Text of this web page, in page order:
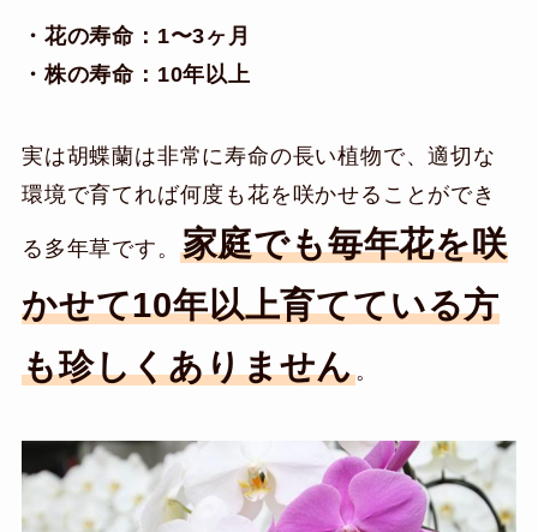
・花の寿命：1〜3ヶ月
・株の寿命：10年以上
実は胡蝶蘭は非常に寿命の長い植物で、適切な
環境で育てれば何度も花を咲かせることができ
る多年草です。 家庭でも毎年花を咲
かせて10年以上育てている方
も珍しくありません。